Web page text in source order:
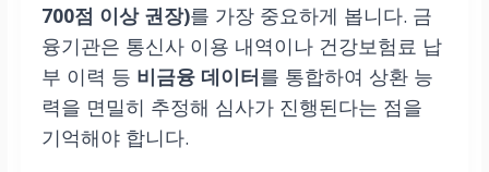
700점 이상 권장)를 가장 중요하게 봅니다. 금
융기관은 통신사 이용 내역이나 건강보험료 납
부 이력 등 비금융 데이터를 통합하여 상환 능
력을 면밀히 추정해 심사가 진행된다는 점을
기억해야 합니다.